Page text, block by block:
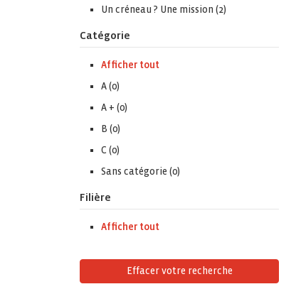
Un créneau ? Une mission (2)
Catégorie
Afficher tout
A (0)
A + (0)
B (0)
C (0)
Sans catégorie (0)
Filière
Afficher tout
Effacer votre recherche